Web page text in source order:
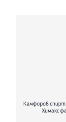
Камфоров спирт
Химакс